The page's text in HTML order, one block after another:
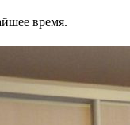
время.